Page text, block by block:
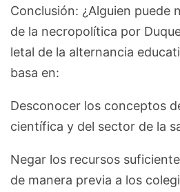
Conclusión: ¿Alguien puede
de la necropolítica por
letal de la alternancia
basa en:
Desconocer los conceptos
científica y del sector de la
Negar los recursos
de manera previa a los